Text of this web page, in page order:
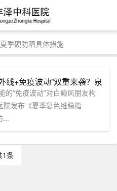
季硬防晒具体措施
线+免疫波动”双重来袭？泉
复色维稳指南》！
的“免疫波动”对白癜风朋友构
院发布《夏季复色维稳指
...
1条